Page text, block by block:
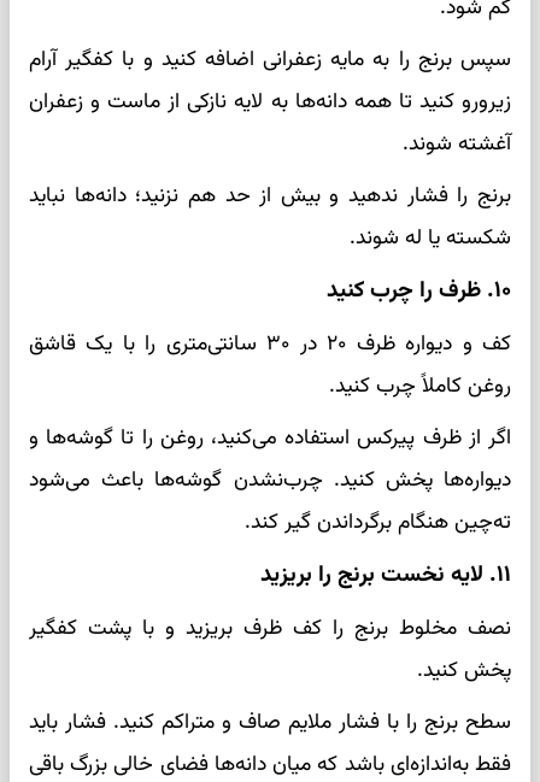
کم شود.
سپس برنج را به مایه زعفرانی اضافه کنید و با کفگیر آرام
زیرورو کنید تا همه دانه‌ها به لایه نازکی از ماست و زعفران
آغشته شوند.
برنج را فشار ندهید و بیش از حد هم نزنید؛ دانه‌ها نباید
شکسته یا له شوند.
۱۰. ظرف را چرب کنید
کف و دیواره ظرف ۲۰ در ۳۰ سانتی‌متری را با یک قاشق
روغن کاملاً چرب کنید.
اگر از ظرف پیرکس استفاده می‌کنید، روغن را تا گوشه‌ها و
دیواره‌ها پخش کنید. چرب‌نشدن گوشه‌ها باعث می‌شود
ته‌چین هنگام برگرداندن گیر کند.
۱۱. لایه نخست برنج را بریزید
نصف مخلوط برنج را کف ظرف بریزید و با پشت کفگیر
پخش کنید.
سطح برنج را با فشار ملایم صاف و متراکم کنید. فشار باید
فقط به‌اندازه‌ای باشد که میان دانه‌ها فضای خالی بزرگ باقی